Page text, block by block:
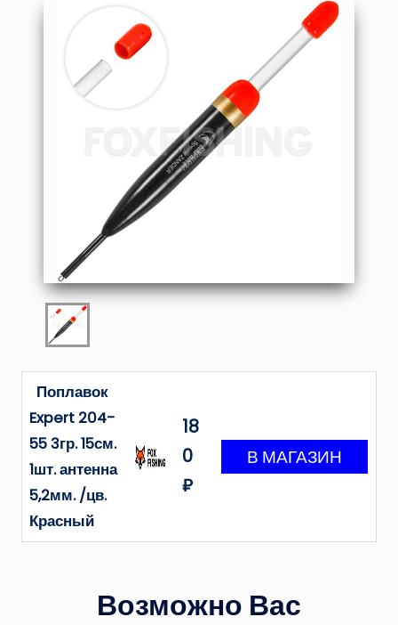
Поплавок
Expert 204-
55 3гр. 15см.
1шт. антенна
5,2мм. /цв.
Красный
18
0
₽
Возможно Вас